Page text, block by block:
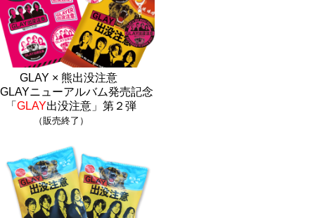
GLAY × 熊出没注意
GLAYニューアルバム発売記念
「 GLAY出没注意」第２弾
（販売終了）